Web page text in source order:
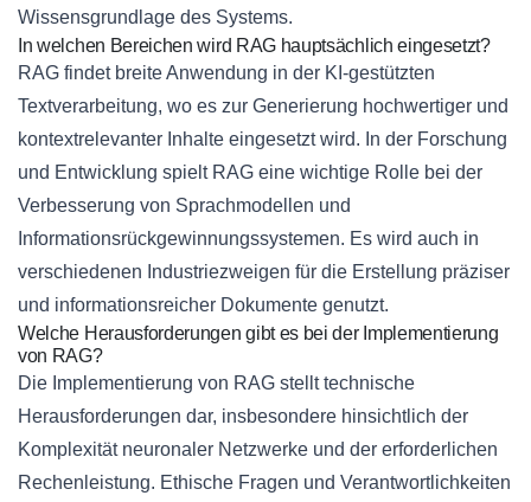
Wissensgrundlage des Systems.
In welchen Bereichen wird RAG hauptsächlich eingesetzt?
RAG findet breite Anwendung in der KI-gestützten
Textverarbeitung, wo es zur Generierung hochwertiger und
kontextrelevanter Inhalte eingesetzt wird. In der Forschung
und Entwicklung spielt RAG eine wichtige Rolle bei der
Verbesserung von Sprachmodellen und
Informationsrückgewinnungssystemen. Es wird auch in
verschiedenen Industriezweigen für die Erstellung präziser
und informationsreicher Dokumente genutzt.
Welche Herausforderungen gibt es bei der Implementierung
von RAG?
Die Implementierung von RAG stellt technische
Herausforderungen dar, insbesondere hinsichtlich der
Komplexität neuronaler Netzwerke und der erforderlichen
Rechenleistung. Ethische Fragen und Verantwortlichkeiten